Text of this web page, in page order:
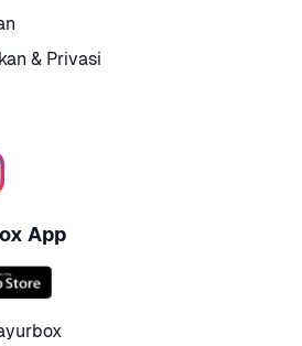
& Privasi
App